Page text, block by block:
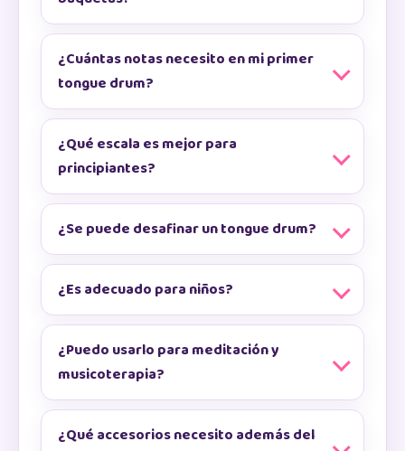
¿Cuántas notas necesito en mi primer
tongue drum?
¿Qué escala es mejor para
principiantes?
¿Se puede desafinar un tongue drum?
¿Es adecuado para niños?
¿Puedo usarlo para meditación y
musicoterapia?
¿Qué accesorios necesito además del